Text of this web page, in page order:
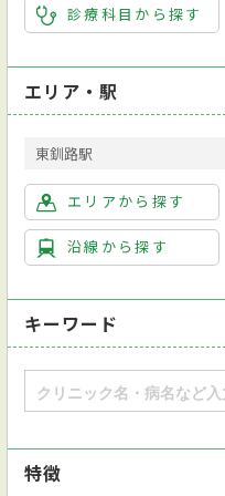
診療科目から探す
エリア・駅
東釧路駅
エリアから探す
沿線から探す
キーワード
特徴